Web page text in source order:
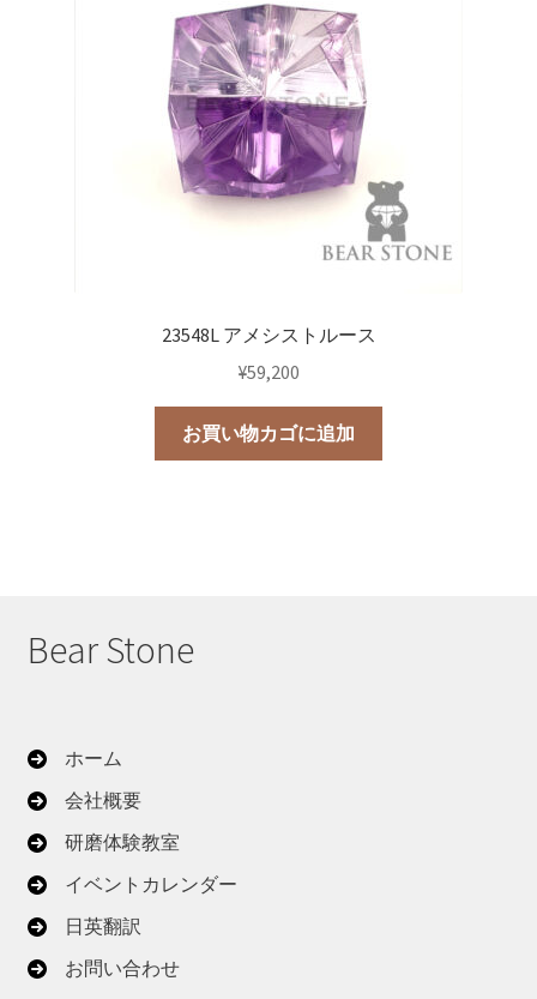
23548L アメシストルース
¥59,200
お買い物カゴに追加
Bear Stone
ホーム
会社概要
研磨体験教室
イベントカレンダー
日英翻訳
お問い合わせ